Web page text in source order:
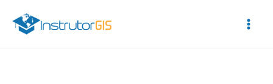
para
conteúdo